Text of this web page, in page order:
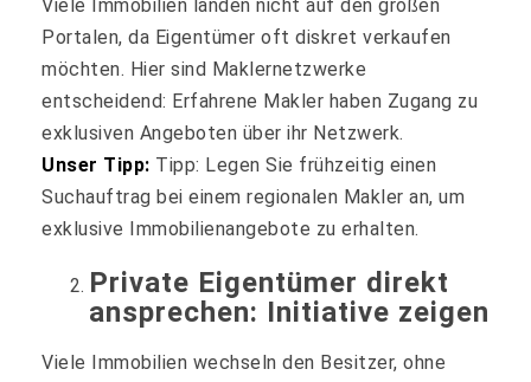
Viele Immobilien landen nicht auf den großen
Portalen, da Eigentümer oft diskret verkaufen
möchten. Hier sind Maklernetzwerke
entscheidend: Erfahrene Makler haben Zugang zu
exklusiven Angeboten über ihr Netzwerk.
Unser Tipp: Tipp: Legen Sie frühzeitig einen
Suchauftrag bei einem regionalen Makler an, um
exklusive Immobilienangebote zu erhalten.
Private Eigentümer direkt
ansprechen: Initiative zeigen
Viele Immobilien wechseln den Besitzer, ohne